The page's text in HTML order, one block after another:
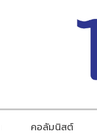
คอลัมนิสต์